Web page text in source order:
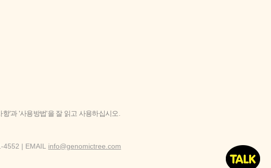
'과 '사용방법'을 잘 읽고 사용하십시오.
| EMAIL info@genomictree.com